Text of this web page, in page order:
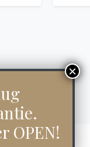
OPEN!